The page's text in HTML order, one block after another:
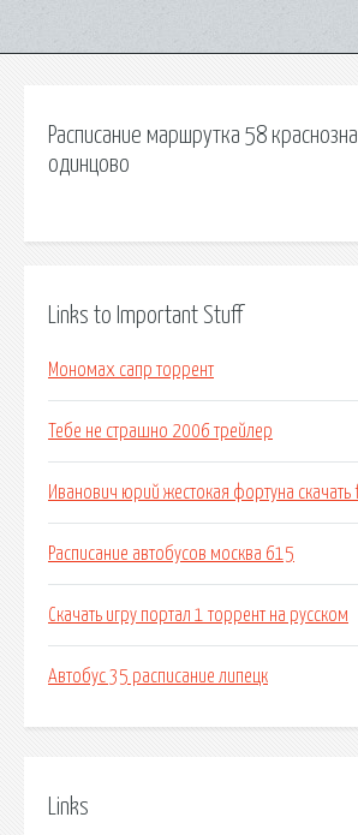
Расписание маршрутка 58
одинцово
Links to Important Stuff
Мономах сапр торрент
Тебе не страшно 2006 трейлер
Иванович юрий жестокая фортуна скачать
Расписание автобусов москва 615
Скачать игру портал 1 торрент на русском
Автобус 35 расписание липецк
Links